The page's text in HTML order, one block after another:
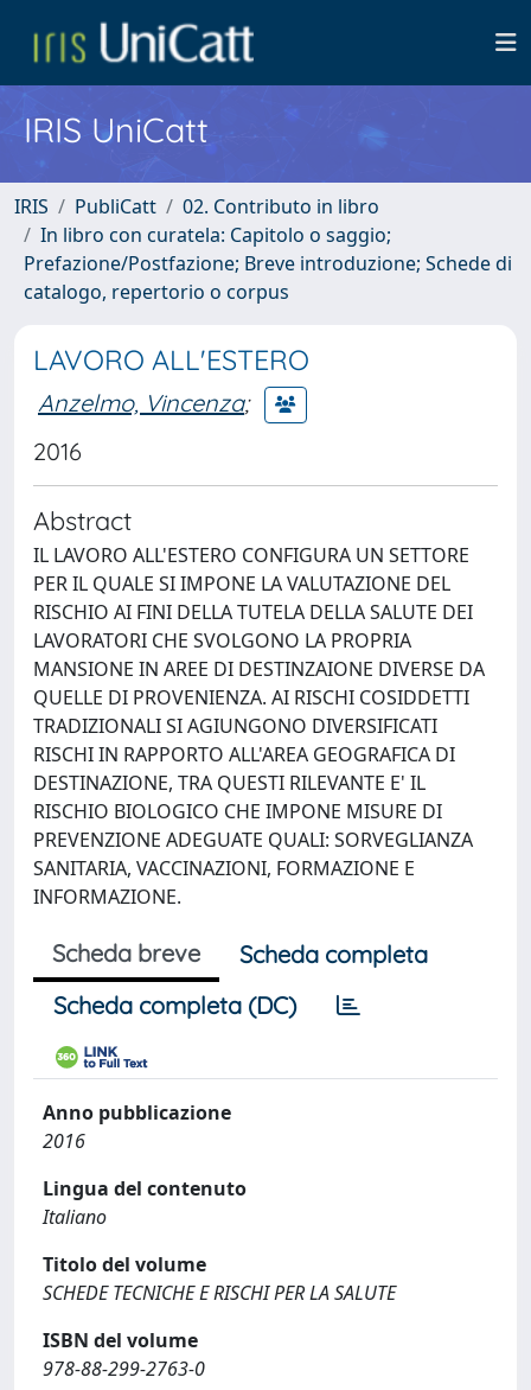
IRIS UniCatt
IRIS PubliCatt
02. Contributo in libro
In libro con curatela: Capitolo o saggio;
Prefazione/Postfazione; Breve introduzione; Schede di
catalogo, repertorio o corpus
LAVORO ALL'ESTERO
Anzelmo, Vincenza;
2016
Abstract
IL LAVORO ALL'ESTERO CONFIGURA UN SETTORE
PER IL QUALE SI IMPONE LA VALUTAZIONE DEL
RISCHIO AI FINI DELLA TUTELA DELLA SALUTE DEI
LAVORATORI CHE SVOLGONO LA PROPRIA
MANSIONE IN AREE DI DESTINZAIONE DIVERSE DA
QUELLE DI PROVENIENZA. AI RISCHI COSIDDETTI
TRADIZIONALI SI AGIUNGONO DIVERSIFICATI
RISCHI IN RAPPORTO ALL'AREA GEOGRAFICA DI
DESTINAZIONE, TRA QUESTI RILEVANTE E' IL
RISCHIO BIOLOGICO CHE IMPONE MISURE DI
PREVENZIONE ADEGUATE QUALI: SORVEGLIANZA
SANITARIA, VACCINAZIONI, FORMAZIONE E
INFORMAZIONE.
Scheda breve
Scheda completa
Scheda completa (DC)
Anno pubblicazione
2016
Lingua del contenuto
Italiano
Titolo del volume
SCHEDE TECNICHE E RISCHI PER LA SALUTE
ISBN del volume
978-88-299-2763-0